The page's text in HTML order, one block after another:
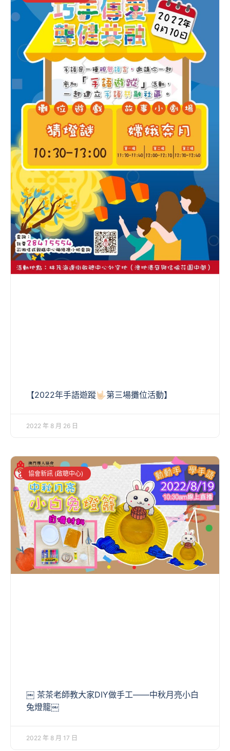
【2022年手語遊蹤🤟🏻第三場攤位活動】
2022 年 8 月 26 日
協會新訊 (啟聰中心)
￼ 茶茶老師教大家DIY做手工——中秋月亮小白
兔燈籠￼
2022 年 8 月 17 日